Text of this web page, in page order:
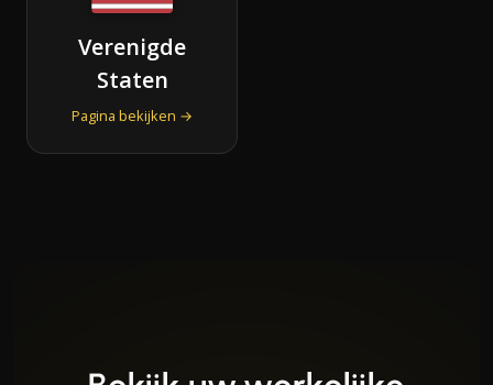
Verenigde
Staten
Pagina bekijken →